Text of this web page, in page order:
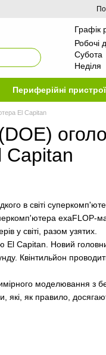
Графік
Периферійні пристрої
El Capitan
Capitan
в світі
exaFLOP-
у світі, разом узятих.
El Capitan. Новий
Квінтильйон
моделювання з
як правило,